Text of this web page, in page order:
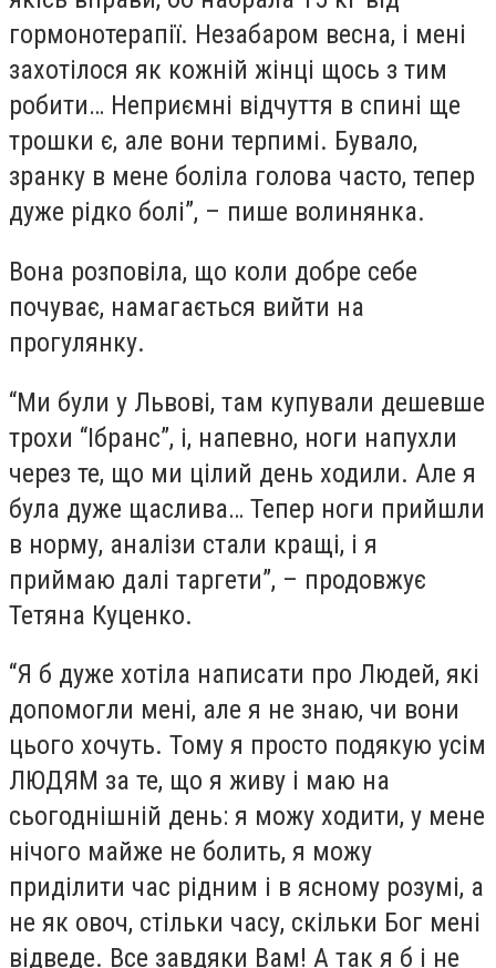
гормонотерапії. Незабаром весна, і мені
захотілося як кожній жінці щось з тим
робити… Неприємні відчуття в спині ще
трошки є, але вони терпимі. Бувало,
зранку в мене боліла голова часто, тепер
дуже рідко болі”, – пише волинянка.
Вона розповіла, що коли добре себе
почуває, намагається вийти на
прогулянку.
“Ми були у Львові, там купували дешевше
трохи “Ібранс”, і, напевно, ноги напухли
через те, що ми цілий день ходили. Але я
була дуже щаслива… Тепер ноги прийшли
в норму, аналізи стали кращі, і я
приймаю далі таргети”, – продовжує
Тетяна Куценко.
“Я б дуже хотіла написати про Людей, які
допомогли мені, але я не знаю, чи вони
цього хочуть. Тому я просто подякую усім
ЛЮДЯМ за те, що я живу і маю на
сьогоднішній день: я можу ходити, у мене
нічого майже не болить, я можу
приділити час рідним і в ясному розумі, а
не як овоч, стільки часу, скільки Бог мені
відведе. Все завдяки Вам! А так я б і не